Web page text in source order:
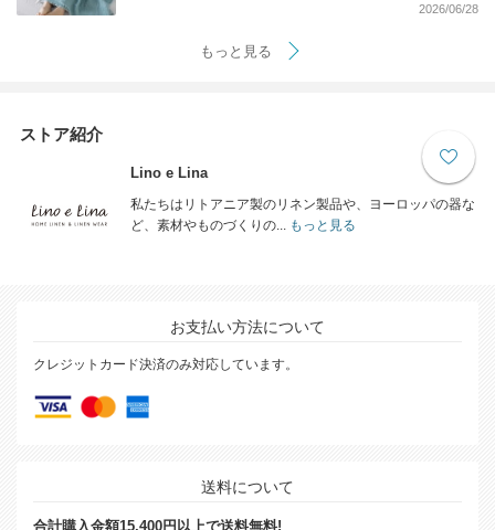
2026/06/28
もっと見る
ストア紹介
Lino e Lina
私たちはリトアニア製のリネン製品や、ヨーロッパの器な
ど、素材やものづくりの...
もっと見る
お支払い方法について
クレジットカード決済のみ対応しています。
送料について
合計購入金額15,400円以上で送料無料!